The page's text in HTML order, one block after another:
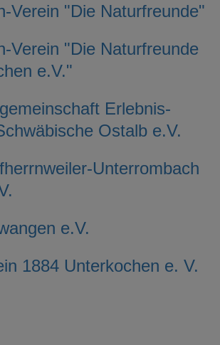
Verein "Die Naturfreunde"
Verein "Die Naturfreunde
e.V."
Erlebnis-
Ostalb e.V.
Unterrombach
e.V.
1884 Unterkochen e. V.